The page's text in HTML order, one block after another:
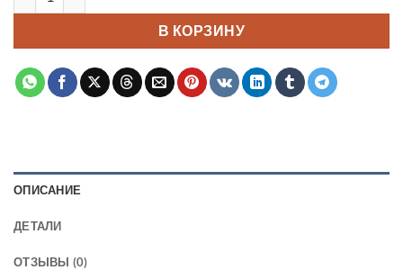
В КОРЗИНУ
ОПИСАНИЕ
ДЕТАЛИ
ОТЗЫВЫ (0)